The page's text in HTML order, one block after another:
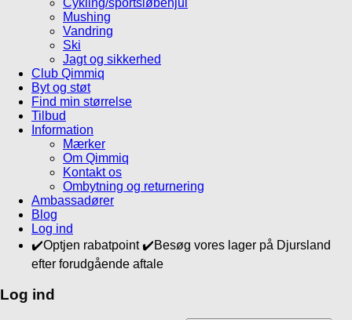
Cykling/sportsløbehjul
Mushing
Vandring
Ski
Jagt og sikkerhed
Club Qimmiq
Byt og støt
Find min størrelse
Tilbud
Information
Mærker
Om Qimmiq
Kontakt os
Ombytning og returnering
Ambassadører
Blog
Log ind
✔️Optjen rabatpoint ✔️Besøg vores lager på Djursland
efter forudgående aftale
Log ind